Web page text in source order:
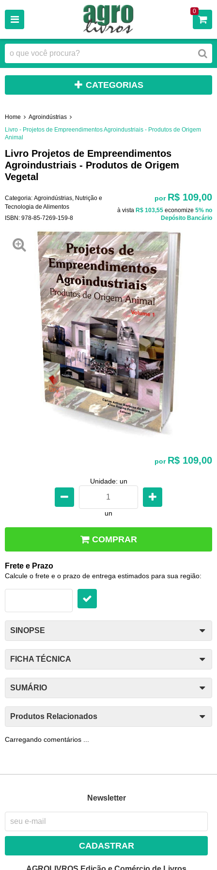
0
CATEGORIAS
Home
Agroindústrias
Livro - Projetos de Empreendimentos Agroindustriais - Produtos de Origem
Animal
Livro Projetos de Empreendimentos
Agroindustriais - Produtos de Origem
Vegetal
Categoria: Agroindústrias Nutrição e
Tecnologia de Alimentos
ISBN: 978-85-7269-159-8
por R$ 109,00
à vista R$ 103,55 economize 5% no
Depósito Bancário
por R$ 109,00
Unidade: un
un
COMPRAR
Frete e Prazo
Calcule o frete e o prazo de entrega estimados para sua região:
SINOPSE
FICHA TÉCNICA
SUMÁRIO
Produtos Relacionados
Carregando comentários ...
Newsletter
CADASTRAR